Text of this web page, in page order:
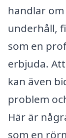
handlar
underhåll,
som en
erbjuda.
kan även
problem
Här är
som en